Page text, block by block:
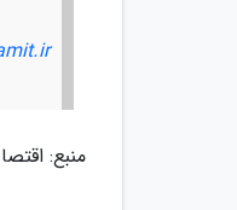
منبع: